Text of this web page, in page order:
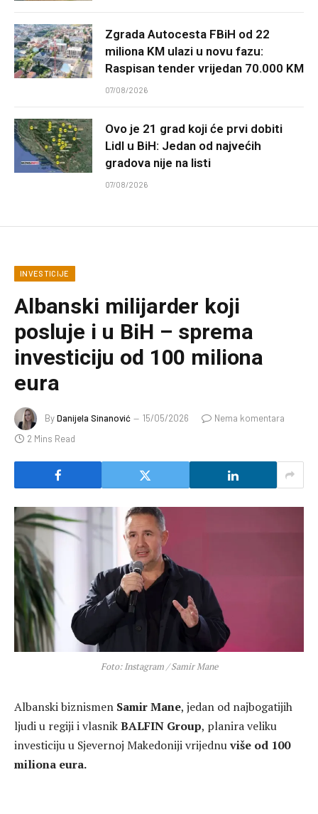
Zgrada Autocesta FBiH od 22
miliona KM ulazi u novu fazu:
Raspisan tender vrijedan 70.000 KM
07/08/2026
Ovo je 21 grad koji će prvi dobiti
Lidl u BiH: Jedan od najvećih
gradova nije na listi
07/08/2026
INVESTICIJE
Albanski milijarder koji
posluje i u BiH – sprema
investiciju od 100 miliona
eura
ByDanijela Sinanović 15/05/2026
Nema komentara
2 Mins Read
Foto: Instagram / Samir Mane
Albanski biznismen Samir Mane, jedan od najbogatijih
ljudi u regiji i vlasnikBALFIN Group, planira veliku
investiciju u Sjevernoj Makedoniji vrijednuviše od 100
miliona eura.